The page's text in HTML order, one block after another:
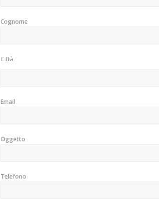
Cognome
Città
Email
Oggetto
Telefono